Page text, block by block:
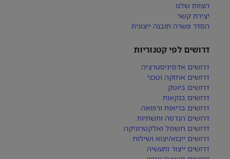
הצוות שלנו
יצירת קשר
הסדר פשרה תובנה ייצוגית
דרושים לפי קטגוריות
דרושים אדמיניסטרציה
דרושים אחזקה וטכני
דרושים ביוטק
דרושים בנקאות
דרושים בריאות ורפואה
דרושים הנדסה ותשתיות
דרושים חשמל ואלקטרוניקה
דרושים ייבוא/יצוא ושילוח
דרושים ייצור ותעשיה